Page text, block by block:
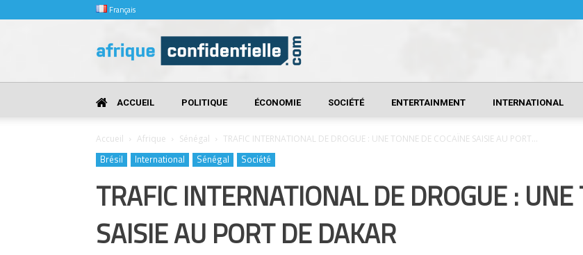
Français
Confidentielle
ACCUEIL POLITIQUE ÉCONOMIE SOCIÉTÉ ENTERTAINMENT INTERNATIONAL
Accueil Afrique Sénégal TRAFIC INTERNATIONAL DE DROGUE : UNE TONNE DE COCAÏNE SAISIE AU PORT...
Brésil International Sénégal Société
TRAFIC INTERNATIONAL DE DROGUE :
SAISIE AU PORT DE DAKAR